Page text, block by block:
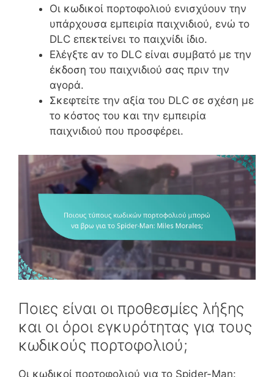
Οι κωδικοί πορτοφολιού ενισχύουν την
υπάρχουσα εμπειρία παιχνιδιού, ενώ το
DLC επεκτείνει το παιχνίδι ίδιο.
Ελέγξτε αν το DLC είναι συμβατό με την
έκδοση του παιχνιδιού σας πριν την
αγορά.
Σκεφτείτε την αξία του DLC σε σχέση με
το κόστος του και την εμπειρία
παιχνιδιού που προσφέρει.
Ποιες είναι οι προθεσμίες λήξης
και οι όροι εγκυρότητας για τους
κωδικούς πορτοφολιού;
Οι κωδικοί πορτοφολιού για το Spider-Man: